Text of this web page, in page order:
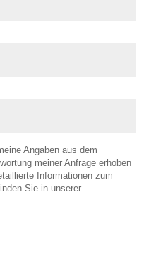
Angaben aus dem
meiner Anfrage erhoben
Informationen zum
Sie in unserer